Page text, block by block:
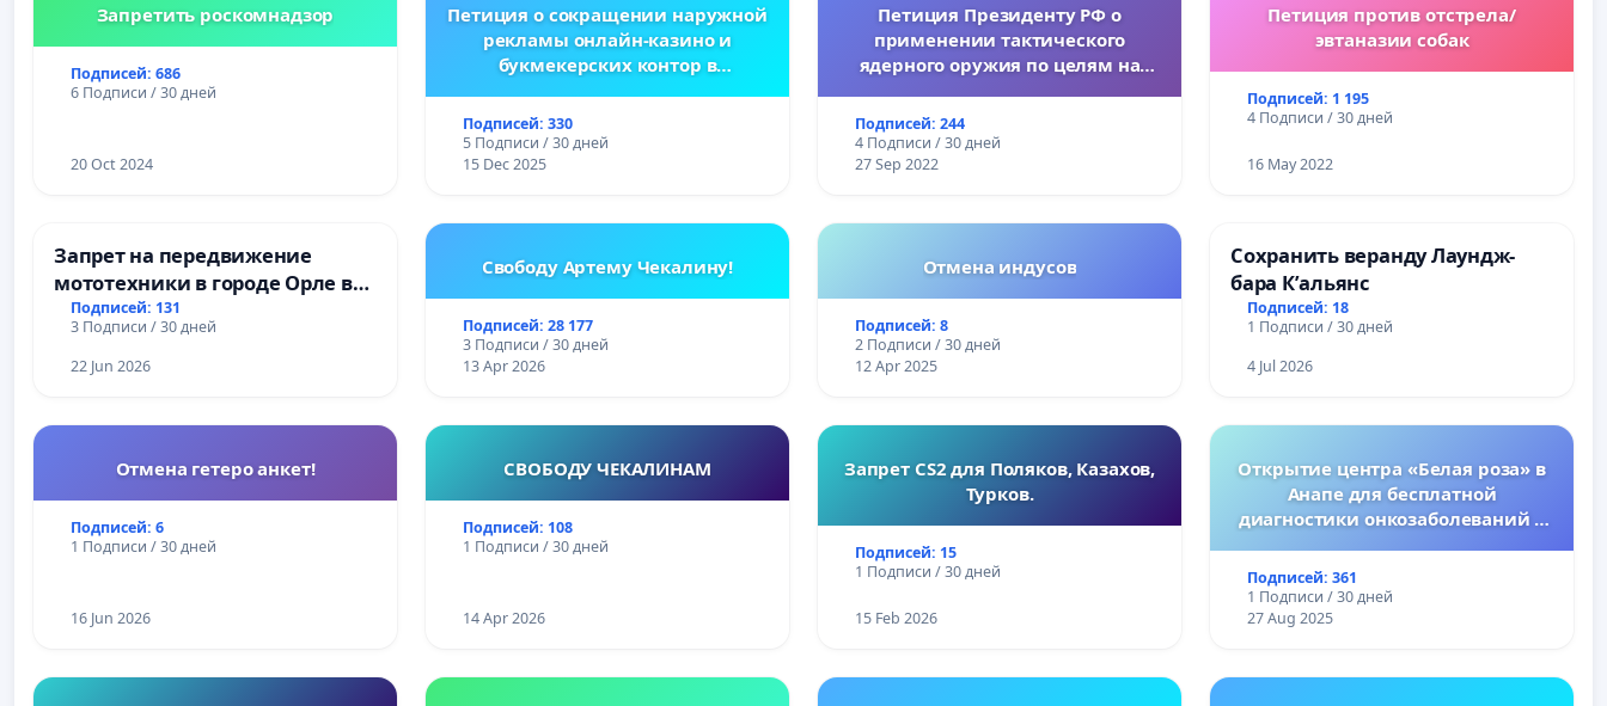
Запретить роскомнадзор
Подписей: 686
6 Подписи / 30 дней
20 Oct 2024
Петиция о сокращении наружной
рекламы онлайн-казино и
букмекерских контор в
Подписей: 330
5 Подписи / 30 дней
15 Dec 2025
Петиция Президенту РФ о
применении тактического
ядерного оружия по целям на
Подписей: 244
4 Подписи / 30 дней
27 Sep 2022
Петиция против отстрела/
эвтаназии собак
Подписей: 1 195
4 Подписи / 30 дней
16 May 2022
Запрет на передвижение
мототехники в городе Орле в
ночное время (с 22:00 до 05:00)
Подписей: 131
3 Подписи / 30 дней
22 Jun 2026
Свободу Артему Чекалину!
Подписей: 28 177
3 Подписи / 30 дней
13 Apr 2026
Отмена индусов
Подписей: 8
2 Подписи / 30 дней
12 Apr 2025
Сохранить веранду Лаундж-
бара К’альянс
Подписей: 18
1 Подписи / 30 дней
4 Jul 2026
Отмена гетеро анкет!
Подписей: 6
1 Подписи / 30 дней
16 Jun 2026
СВОБОДУ ЧЕКАЛИНАМ
Подписей: 108
1 Подписи / 30 дней
14 Apr 2026
Запрет CS2 для Поляков, Казахов,
Турков.
Подписей: 15
1 Подписи / 30 дней
15 Feb 2026
Открытие центра «Белая роза» в
Анапе для бесплатной
диагностики онкозаболеваний у
Подписей: 361
1 Подписи / 30 дней
27 Aug 2025